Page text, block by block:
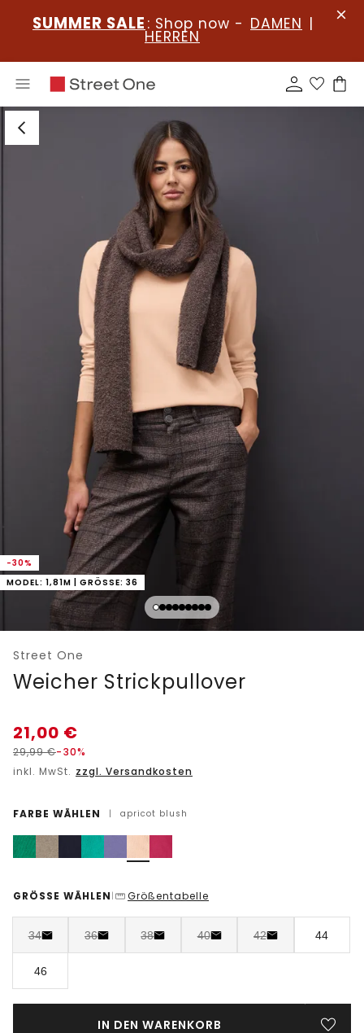
SUMMER SALE : Shop now - DAMEN |
HERREN
-30%
MODEL: 1,81M | GRÖSSE: 36
Street One
Weicher Strickpullover
21,00 €
29,99€-30%
inkl. MwSt. zzgl. Versandkosten
FARBE WÄHLEN | apricot blush
GRÖSSE WÄHLEN | Größentabelle
34 36 38 40 42 44
46
IN DEN WARENKORB